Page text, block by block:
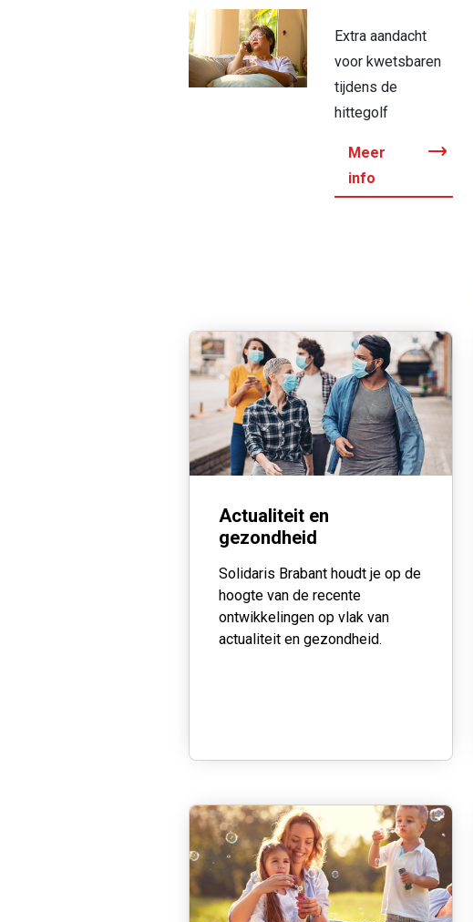
Extra aandacht
voor kwetsbaren
tijdens de
hittegolf
Meer
info
Actualiteit en
gezondheid
Solidaris Brabant houdt je op de
hoogte van de recente
ontwikkelingen op vlak van
actualiteit en gezondheid.